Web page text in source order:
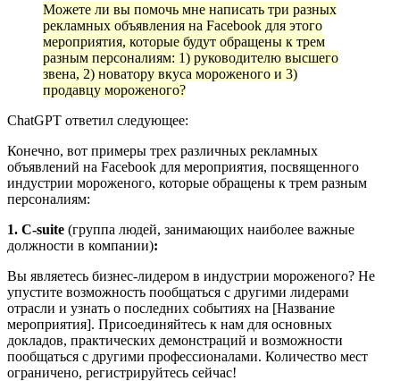
Можете ли вы помочь мне написать три разных
рекламных объявления на Facebook для этого
мероприятия, которые будут обращены к трем
разным персоналиям: 1) руководителю высшего
звена, 2) новатору вкуса мороженого и 3)
продавцу мороженого?
ChatGPT ответил следующее:
Конечно, вот примеры трех различных рекламных
объявлений на Facebook для мероприятия, посвященного
индустрии мороженого, которые обращены к трем разным
персоналиям:
1. C-suite (группа людей, занимающих наиболее важные
должности в компании):
Вы являетесь бизнес-лидером в индустрии мороженого? Не
упустите возможность пообщаться с другими лидерами
отрасли и узнать о последних событиях на [Название
мероприятия]. Присоединяйтесь к нам для основных
докладов, практических демонстраций и возможности
пообщаться с другими профессионалами. Количество мест
ограничено, регистрируйтесь сейчас!